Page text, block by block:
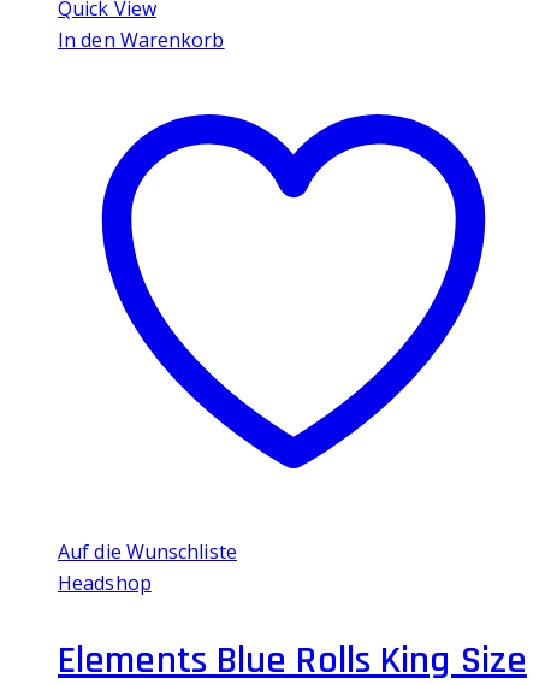
Quick View
In den Warenkorb
Auf die Wunschliste
Headshop
Elements Blue Rolls King Size